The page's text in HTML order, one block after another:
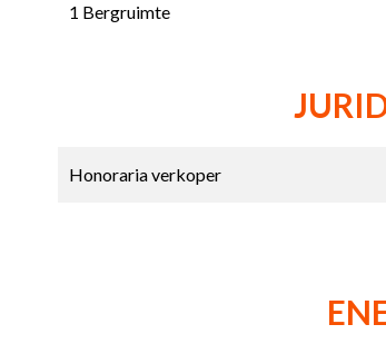
1 Bergruimte
Honoraria verkoper